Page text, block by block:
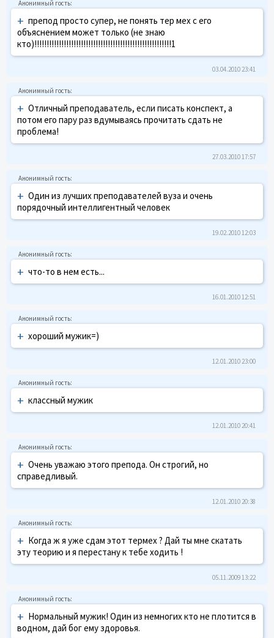
+ препод просто супер, не понять тер мех с его
объяснением может только (не знаю
кто)!!!!!!!!!!!!!!!!!!!!!!!!!!!!!!!!!!!!!!!!!!!!!!!!!!!!!!!!1
03.04.2010 23:41
+ Отличный преподаватель, если писать конспект, а
потом его пару раз вдумываясь прочитать сдать не
проблема!
27.03.2010 17:57
+ Один из лучших преподавателей вуза и очень
порядочный интеллигентный человек
19.02.2010 12:03
+ что-то в нем есть...
16.01.2010 12:51
+ хороший мужик=)
12.01.2010 23:00
+ классный мужик
12.01.2010 20:41
+ Очень уважаю этого препода. Он строгий, но
справедливый.
12.01.2010 20:38
+ Когда ж я уже сдам этот термех ? Дай ты мне скатать
эту теорию и я перестану к тебе ходить !
05.11.2009 13:22
+ Нормальный мужик! Один из немногих кто не плотится в
водном, дай бог ему здоровья.